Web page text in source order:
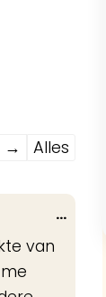
→
Alles
van
...Wissel